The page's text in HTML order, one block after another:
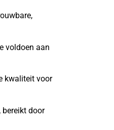
voldoen aan
kwaliteit voor
bereikt door